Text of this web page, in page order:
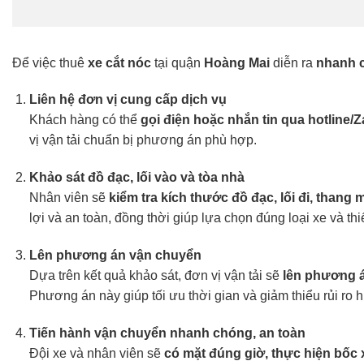
Để việc thuê xe cắt nóc tại quận Hoàng Mai diễn ra nhanh
Liên hệ đơn vị cung cấp dịch vụ
Khách hàng có thể gọi điện hoặc nhắn tin qua hotline/
vị vận tải chuẩn bị phương án phù hợp.
Khảo sát đồ đạc, lối vào và tòa nhà
Nhân viên sẽ kiểm tra kích thước đồ đạc, lối đi, thang
lợi và an toàn, đồng thời giúp lựa chọn đúng loại xe và
Lên phương án vận chuyển
Dựa trên kết quả khảo sát, đơn vị vận tải sẽ lên phương
Phương án này giúp tối ưu thời gian và giảm thiểu rủi ro
Tiến hành vận chuyển nhanh chóng, an toàn
Đội xe và nhân viên sẽ có mặt đúng giờ, thực hiện bốc